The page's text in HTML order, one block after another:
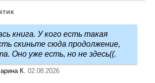
книга. У кого есть такая
скиньте сюда продолжение,
Оно уже есть, но не здесь((.
К. 02.08.2026